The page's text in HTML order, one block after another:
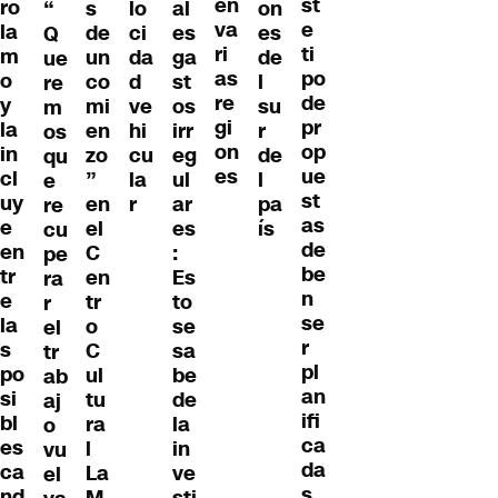
ro
la
m
o
y
la
in
cl
uy
e
en
tr
e
la
s
po
si
bl
es
ca
“
Q
ue
re
m
os
qu
e
re
cu
pe
ra
r
el
tr
ab
aj
o
vu
el
s
de
un
co
mi
en
zo
”
en
el
C
en
tr
o
C
ul
tu
ra
l
La
lo
ci
da
d
ve
hi
cu
la
r
al
es
ga
st
os
irr
eg
ul
ar
es
:
Es
to
se
sa
be
de
la
in
ve
va
ri
as
re
gi
on
es
on
es
de
l
su
r
de
l
pa
ís
e
ti
po
de
pr
op
ue
st
as
de
be
n
se
r
pl
an
ifi
ca
da